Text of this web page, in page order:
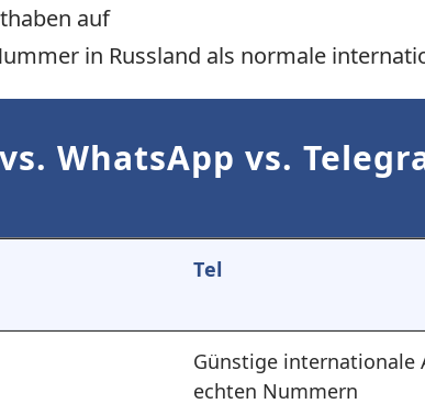
auf
in Russland als normale
WhatsApp vs.
Tel
Günstige internationale
echten Nummern